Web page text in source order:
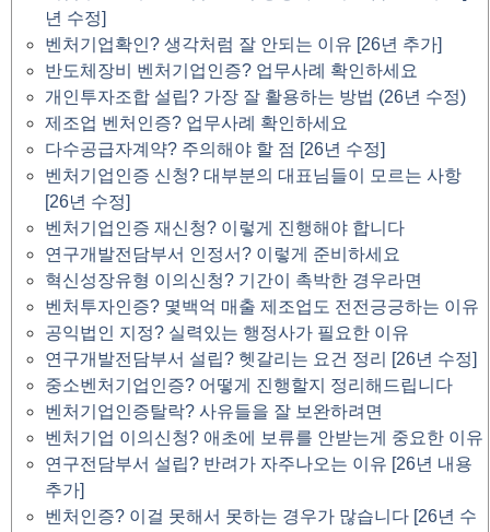
년 수정]
벤처기업확인? 생각처럼 잘 안되는 이유 [26년 추가]
반도체장비 벤처기업인증? 업무사례 확인하세요
개인투자조합 설립? 가장 잘 활용하는 방법 (26년 수정)
제조업 벤처인증? 업무사례 확인하세요
다수공급자계약? 주의해야 할 점 [26년 수정]
벤처기업인증 신청? 대부분의 대표님들이 모르는 사항
[26년 수정]
벤처기업인증 재신청? 이렇게 진행해야 합니다
연구개발전담부서 인정서? 이렇게 준비하세요
혁신성장유형 이의신청? 기간이 촉박한 경우라면
벤처투자인증? 몇백억 매출 제조업도 전전긍긍하는 이유
공익법인 지정? 실력있는 행정사가 필요한 이유
연구개발전담부서 설립? 헷갈리는 요건 정리 [26년 수정]
중소벤처기업인증? 어떻게 진행할지 정리해드립니다
벤처기업인증탈락? 사유들을 잘 보완하려면
벤처기업 이의신청? 애초에 보류를 안받는게 중요한 이유
연구전담부서 설립? 반려가 자주나오는 이유 [26년 내용
추가]
벤처인증? 이걸 못해서 못하는 경우가 많습니다 [26년 수